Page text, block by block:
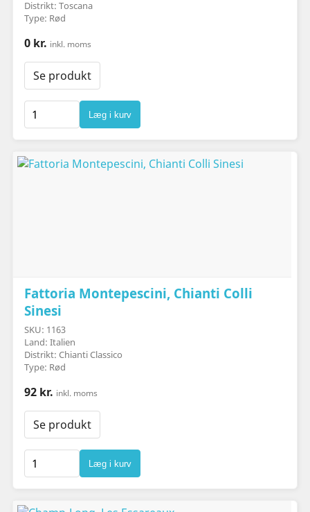
Distrikt: Toscana
Type: Rød
0 kr. inkl. moms
Se produkt
Læg i kurv
Fattoria Montepescini, Chianti Colli
Sinesi
SKU: 1163
Land: Italien
Distrikt: Chianti Classico
Type: Rød
92 kr. inkl. moms
Se produkt
Læg i kurv